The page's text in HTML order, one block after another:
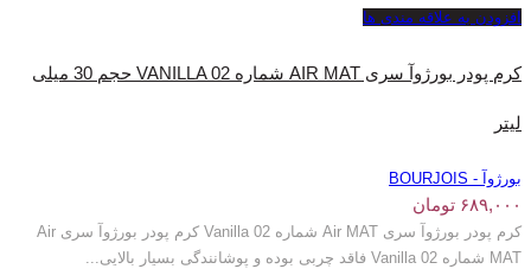
افزودن به علاقه مندی ها
کرم پودر بورژ‌وآ سری AIR MAT شماره VANILLA 02 حجم 30 میلی
لیتر
بورژوآ - BOURJOIS
۶۸۹,۰۰۰ تومان
کرم پودر بورژ‌وآ سری Air MAT شماره Vanilla 02 کرم پودر بورژ‌وآ سری Air
MAT شماره Vanilla 02 فاقد چربی بوده و پوشانندگی بسیار بالایی...